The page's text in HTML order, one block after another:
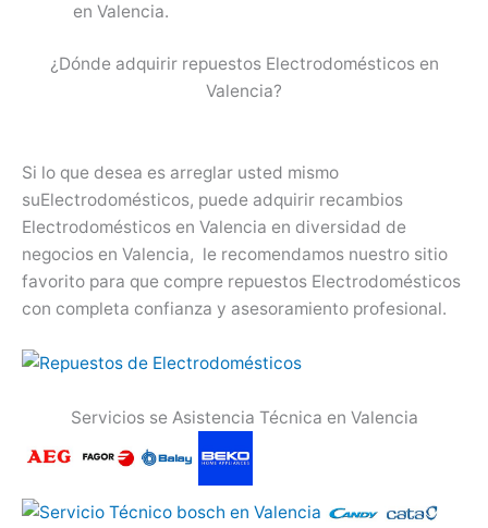
en Valencia.
¿Dónde adquirir repuestos Electrodomésticos en
Valencia?
Si lo que desea es arreglar usted mismo
suElectrodomésticos, puede adquirir recambios
Electrodomésticos en Valencia en diversidad de
negocios en Valencia, le recomendamos nuestro sitio
favorito para que compre repuestos Electrodomésticos
con completa confianza y asesoramiento profesional.
Servicios se Asistencia Técnica en Valencia